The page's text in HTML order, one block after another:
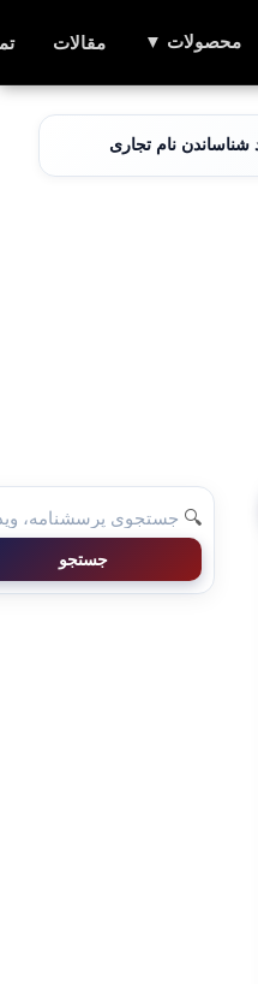
محصولات ▼ مقالات
شناساندن نام تجاری به مشتری
🔍
جستجو